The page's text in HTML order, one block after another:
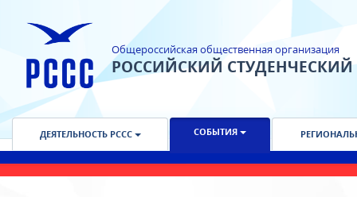
Общероссийская общественная организация
РОССИЙСКИЙ
ДЕЯТЕЛЬНОСТЬ РССС СОБЫТИЯ